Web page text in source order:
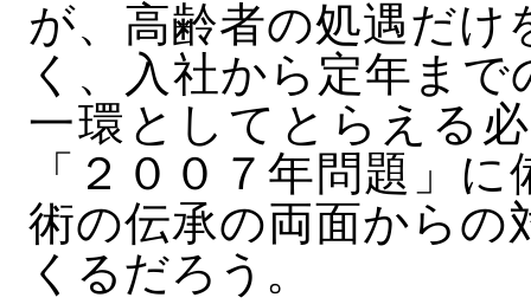
が、高齢者の処遇だ
く、入社から定年ま
一環としてとらえる
「２００７年問題」
術の伝承の両面からの
くるだろう。